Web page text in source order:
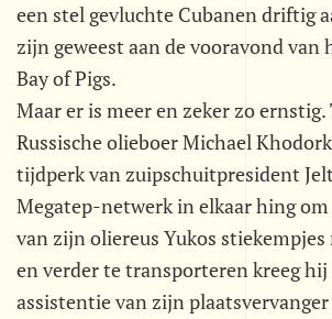
een stel gevluchte Cubanen driftig
zijn geweest aan de vooravond van
Bay of Pigs.
Maar er is meer en zeker zo ernstig.
Russische olieboer Michael
tijdperk van zuipschuitpresident
Megatep-netwerk in elkaar hing
van zijn oliereus Yukos
en verder te transporteren kreeg hij
assistentie van zijn